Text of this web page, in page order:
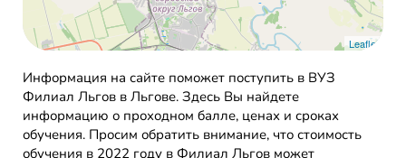
Leaflet
Информация на сайте поможет поступить в ВУЗ
Филиал Льгов в Льгове. Здесь Вы найдете
информацию о проходном балле, ценах и сроках
обучения. Просим обратить внимание, что стоимость
обучения в 2022 году в Филиал Льгов может